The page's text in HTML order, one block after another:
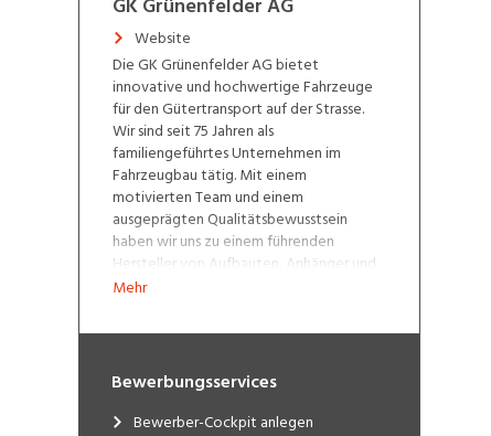
Website
Die GK Grünenfelder AG bietet
innovative und hochwertige Fahrzeuge
für den Gütertransport auf der Strasse.
Wir sind seit 75 Jahren als
familiengeführtes Unternehmen im
Fahrzeugbau tätig. Mit einem
motivierten Team und einem
ausgeprägten Qualitätsbewusstsein
haben wir uns zu einem führenden
Hersteller von Aufbauten, Anhänger und
Sattelanhänger aller Grössen und
entwickelt.
Mehr
Bewerbungsservices
Bewerber-Cockpit anlegen